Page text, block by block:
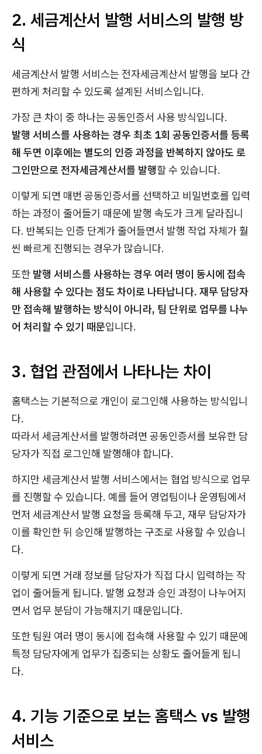
2. 세금계산서 발행 서비스의 발행 방
식
세금계산서 발행 서비스는 전자세금계산서 발행을 보다 간
편하게 처리할 수 있도록 설계된 서비스입니다.
가장 큰 차이 중 하나는 공동인증서 사용 방식입니다.
발행 서비스를 사용하는 경우 최초 1회 공동인증서를 등록
해 두면 이후에는 별도의 인증 과정을 반복하지 않아도 로
그인만으로 전자세금계산서를 발행할 수 있습니다.
이렇게 되면 매번 공동인증서를 선택하고 비밀번호를 입력
하는 과정이 줄어들기 때문에 발행 속도가 크게 달라집니
다. 반복되는 인증 단계가 줄어들면서 발행 작업 자체가 훨
씬 빠르게 진행되는 경우가 많습니다.
또한 발행 서비스를 사용하는 경우 여러 명이 동시에 접속
해 사용할 수 있다는 점도 차이로 나타납니다. 재무 담당자
만 접속해 발행하는 방식이 아니라, 팀 단위로 업무를 나누
어 처리할 수 있기 때문입니다.
3. 협업 관점에서 나타나는 차이
홈택스는 기본적으로 개인이 로그인해 사용하는 방식입니
다.
따라서 세금계산서를 발행하려면 공동인증서를 보유한 담
당자가 직접 로그인해 발행해야 합니다.
하지만 세금계산서 발행 서비스에서는 협업 방식으로 업무
를 진행할 수 있습니다. 예를 들어 영업팀이나 운영팀에서
먼저 세금계산서 발행 요청을 등록해 두고, 재무 담당자가
이를 확인한 뒤 승인해 발행하는 구조로 사용할 수 있습니
다.
이렇게 되면 거래 정보를 담당자가 직접 다시 입력하는 작
업이 줄어들게 됩니다. 발행 요청과 승인 과정이 나누어지
면서 업무 분담이 가능해지기 때문입니다.
또한 팀원 여러 명이 동시에 접속해 사용할 수 있기 때문에
특정 담당자에게 업무가 집중되는 상황도 줄어들게 됩니
다.
4. 기능 기준으로 보는 홈택스 vs 발행
서비스